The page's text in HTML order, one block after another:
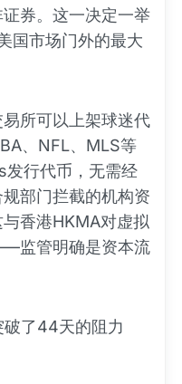
券。这一决定一举
国市场门外的最大
所可以上架球迷代
、NFL、MLS等
行代币，无需经
部门拦截的机构资
香港HKMA对虚拟
监管明确是资本流
破了44天的阻力